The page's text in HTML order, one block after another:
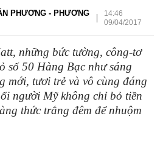
PHƯƠNG - PHƯƠNG
|
14:46
09/04/2017
những bức tường, công-tơ
số 50 Hàng Bạc như sáng
mới, tươi trẻ và vô cùng đáng
người Mỹ không chỉ bỏ tiền
thức trắng đêm để nhuộm